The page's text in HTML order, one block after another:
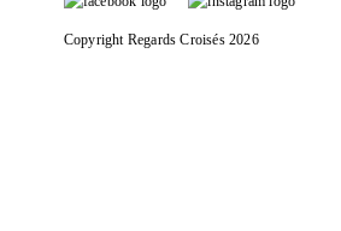
Copyright Regards Croisés 2026